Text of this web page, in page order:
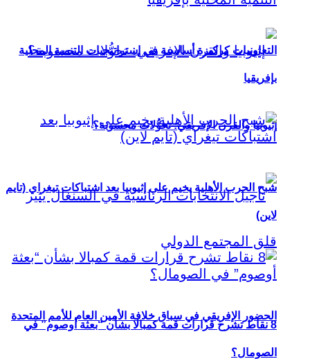
إثيوبيا والقرن الإفريقي: تحوُّلات محسوبة؟
الحضور الإفريقي في سباق خلافة الأمين العام للأمم المتحدة
التعاونيات كركيزة أساسية في إستراتيجيات التنمية المحلية
بإفريقيا
شبح الحرب الأهلية يخيم على إثيوبيا بعد اشتباكات تيغراي (تايم
لاين)
8 نقاط تشرح قرارات قمة كمبالا بشأن “بعثة أوصوم” في
الصومال؟